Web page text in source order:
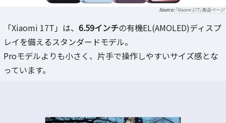
「Xiaomi 17T」製品ページ
「Xiaomi 17T」は、 6.59インチの有機EL(AMOLED)ディスプ
レイを備えるスタンダードモデル。
Proモデルよりも小さく、片手で操作しやすいサイズ感とな
っています。